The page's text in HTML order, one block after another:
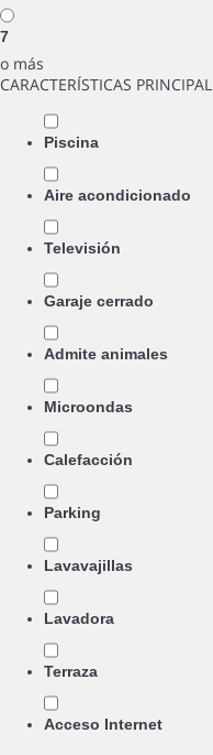
7
o más
CARACTERÍSTICAS
Piscina
Aire acondicionado
Televisión
Garaje cerrado
Admite animales
Microondas
Calefacción
Parking
Lavavajillas
Lavadora
Terraza
Acceso Internet